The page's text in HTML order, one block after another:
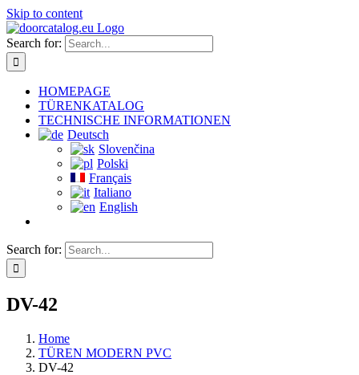
Skip to content
Search for:
HOMEPAGE
TÜRENKATALOG
TECHNISCHE INFORMATIONEN
Deutsch
Slovenčina
Polski
Français
Italiano
English
Search for:
DV-42
Home
TÜREN MODERN PVC
DV-42